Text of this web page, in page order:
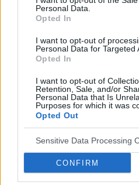
Personal Data.
Opted In
I want to opt-out of
Personal Data for Targeted
Opted In
I want to opt-out of
Retention, Sale, and/or
Personal Data that Is
Purposes for which it was
Opted Out
Sensitive Data Processing
CONFIRM
to
antykoncepcji
Cześć, Odstawiłam
hormony sa prawidłowe.
zwiększone wypadanie
skory glowy przy
zmniejszyło wypadanie
takie
Forum:Ginekologia -
olok